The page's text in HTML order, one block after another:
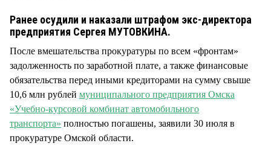
Ранее осудили и наказали штрафом экс-директора
предприятия Сергея МУТОВКИНА.
После вмешательства прокуратуры по всем «фронтам»
задолженность по заработной плате, а также финансовые
обязательства перед иными кредиторами на сумму свыше
10,6 млн рублей муниципального предприятия Омска
«Учебно-курсовой комбинат автомобильного
транспорта» полностью погашены, заявили 30 июля в
прокуратуре Омской области.